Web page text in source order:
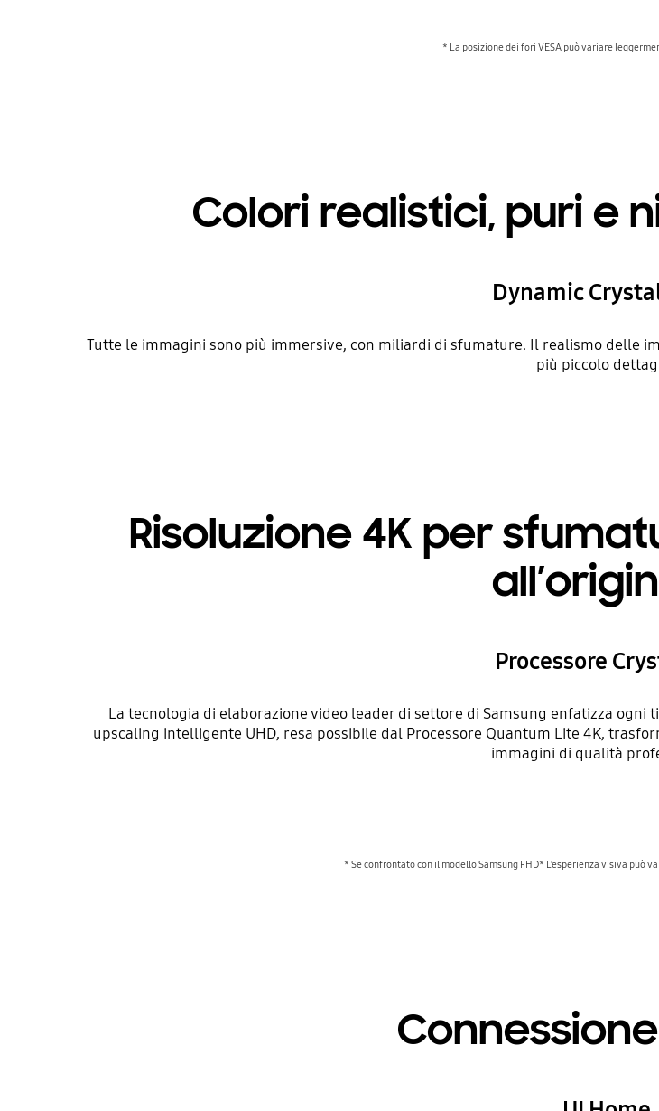
* La posizione dei fori VESA può variare
Colori realistici, puri e
Dynamic
Tutte le immagini sono più immersive, con miliardi di sfumature. Il realismo delle
più piccolo
Risoluzione 4K per
Processore
La tecnologia di elaborazione video leader di settore di Samsung enfatizza
upscaling intelligente UHD, resa possibile dal Processore Quantum Lite 4K,
immagini di qualità
* Se confrontato con il modello Samsung FHD* L’esperienza visiva può